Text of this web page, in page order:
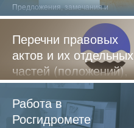
Предложения, замечания и
отзывы о нашей работе
Перечни правовых
актов и их отдельных
частей (положений),
содержащие
обязательные
требования
Работа в
Росгидромете